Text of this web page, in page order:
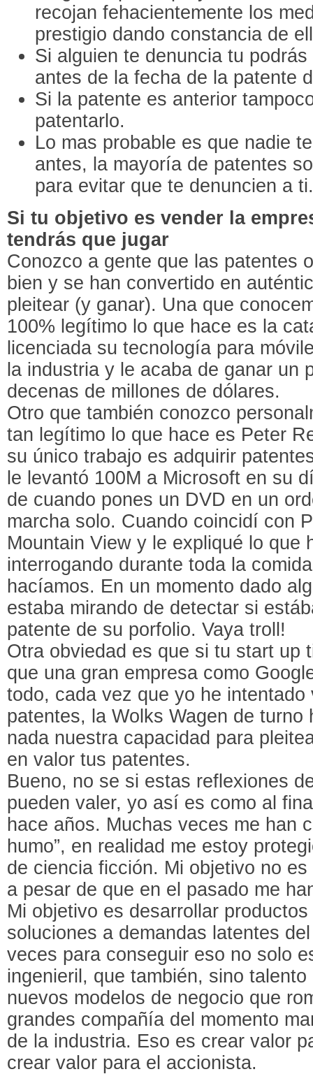
recojan fehacientemente los
prestigio dando constancia de
Si alguien te denuncia tu
antes de la fecha de la patente
Si la patente es anterior
patentarlo.
Lo mas probable es que nadie
antes, la mayoría de patentes
para evitar que te denuncien a
Si tu objetivo es vender la
tendrás que jugar
Conozco a gente que las patentes
bien y se han convertido en
pleitear (y ganar). Una que
100% legítimo lo que hace es la
licenciada su tecnología para
la industria y le acaba de ganar un
decenas de millones de dólares.
Otro que también conozco
tan legítimo lo que hace es Peter
su único trabajo es adquirir
le levantó 100M a Microsoft en su
de cuando pones un DVD en un
marcha solo. Cuando coincidí con
Mountain View y le expliqué lo que
interrogando durante toda la
hacíamos. En un momento dado
estaba mirando de detectar si
patente de su porfolio. Vaya troll!
Otra obviedad es que si tu start up
que una gran empresa como
todo, cada vez que yo he intentado
patentes, la Wolks Wagen de turno
nada nuestra capacidad para
en valor tus patentes.
Bueno, no se si estas reflexiones
pueden valer, yo así es como al
hace años. Muchas veces me han
humo”, en realidad me estoy
de ciencia ficción. Mi objetivo no
a pesar de que en el pasado me
Mi objetivo es desarrollar
soluciones a demandas latentes
veces para conseguir eso no solo
ingenieril, que también, sino
nuevos modelos de negocio que
grandes compañía del momento
de la industria. Eso es crear valor
crear valor para el accionista.